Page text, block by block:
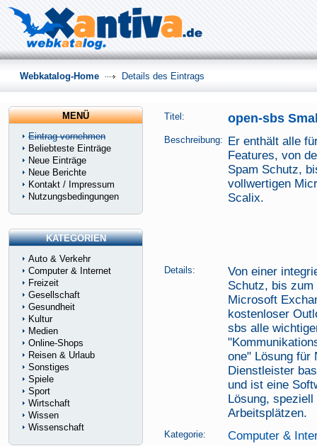
Titel: open-sbs
Beschreibung: Er enthält alle
Features, von
Spam Schutz,
vollwertigen
Scalix.
Details:
Von einer
Schutz, bis
Microsoft
kostenloser
sbs alle
one" Lösung für
Dienstleister
und ist eine
Lösung,
Arbeitsplätzen.
Kategorie: Computer &
Webkatalog-Home Details des Eintrags
MENÜ
Eintrag vornehmen
Beliebteste Einträge
Neue Einträge
Neue Berichte
Kontakt / Impressum
Nutzungsbedingungen
KATEGORIEN
Auto & Verkehr
Computer & Internet
Freizeit
Gesellschaft
Gesundheit
Kultur
Medien
Online-Shops
Reisen & Urlaub
Sonstiges
Spiele
Sport
Wirtschaft
Wissen
Wissenschaft